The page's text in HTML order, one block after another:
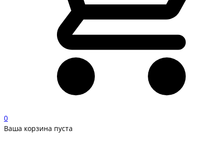
0
Ваша корзина пуста